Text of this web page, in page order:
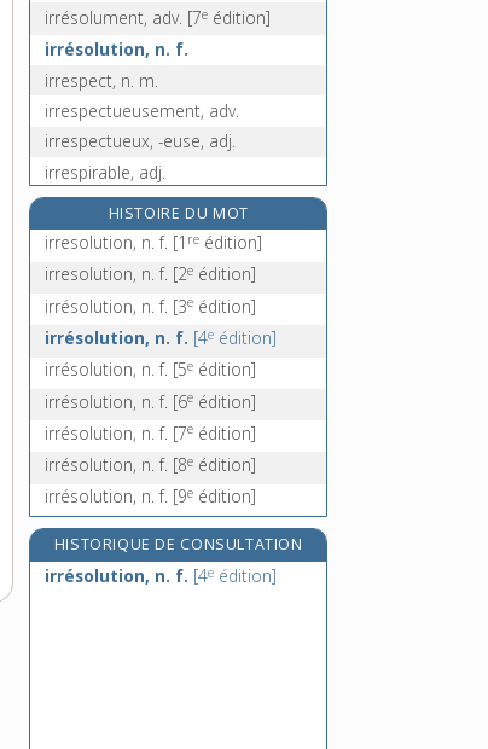
irrésolument, adv. [7e édition]
irrésolution, n. f.
irrespect, n. m.
irrespectueusement, adv.
irrespectueux, -euse, adj.
irrespirable, adj.
irresponsabilité, n. f.
irresponsable, adj.
irrétrécissable, adj.
irrévéremment, adv. [7 édition]
irrévérence, n. f.
HISTOIRE DU MOT
irresolution, n. f. [1 re édition]
irresolution, n. f. [2e édition]
irrésolution, n. f. [3e édition]
irrésolution, n. f. [4e édition]
irrésolution, n. f. [5e édition]
irrésolution, n. f. [6e édition]
irrésolution, n. f. [7e édition]
irrésolution, n. f. [8e édition]
irrésolution, n. f. [9e édition]
HISTORIQUE DE CONSULTATION
irrésolution, n. f. [4e édition]